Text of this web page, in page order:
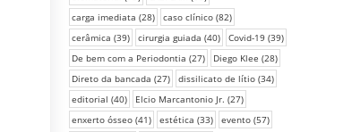
carga imediata (28) caso clínico (82)
cerâmica (39) cirurgia guiada (40) Covid-19 (39)
De bem com a Periodontia (27) Diego Klee (28)
Direto da bancada (27) dissilicato de lítio (34)
editorial (40) Elcio Marcantonio Jr. (27)
enxerto ósseo (41) estética (33) evento (57)